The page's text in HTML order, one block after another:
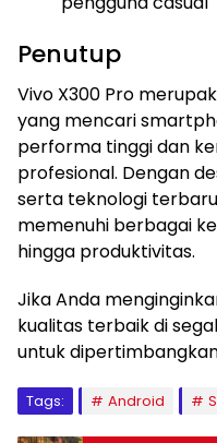
Penutup
Vivo X300 Pro
yang mencari
performa tinggi dan
profesional. Dengan
serta teknologi
memenuhi berbagai
hingga produktivitas.
Jika Anda
kualitas terbaik di
untuk
Tags: Android